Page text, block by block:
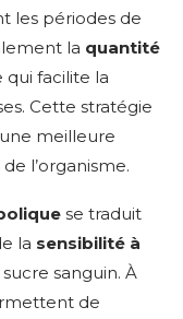
les périodes de
la quantité
qui facilite la
Cette stratégie
meilleure
l’organisme.
se traduit
la sensibilité à
sanguin. À
de